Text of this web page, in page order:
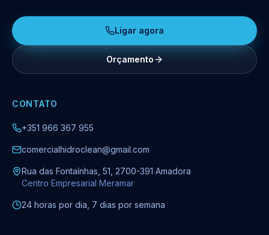
Ligar agora
Orçamento
CONTATO
+351 966 367 955
comercialhidroclean@gmail.com
Rua das Fontaínhas, 51, 2700-391 Amadora
Centro Empresarial Meramar
24 horas por dia, 7 dias por semana